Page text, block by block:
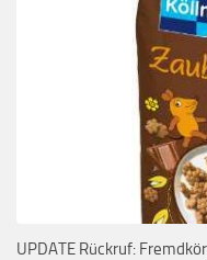
UPDATE Rückruf: